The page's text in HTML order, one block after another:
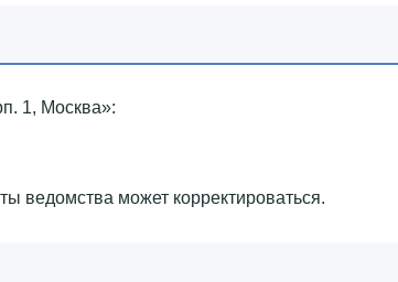
1, Москва»‎:
ведомства может корректироваться.